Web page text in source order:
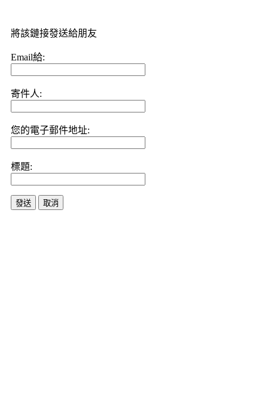
將該鏈接發送給朋友
Email給:
寄件人:
您的電子郵件地址:
標題:
發送 取消